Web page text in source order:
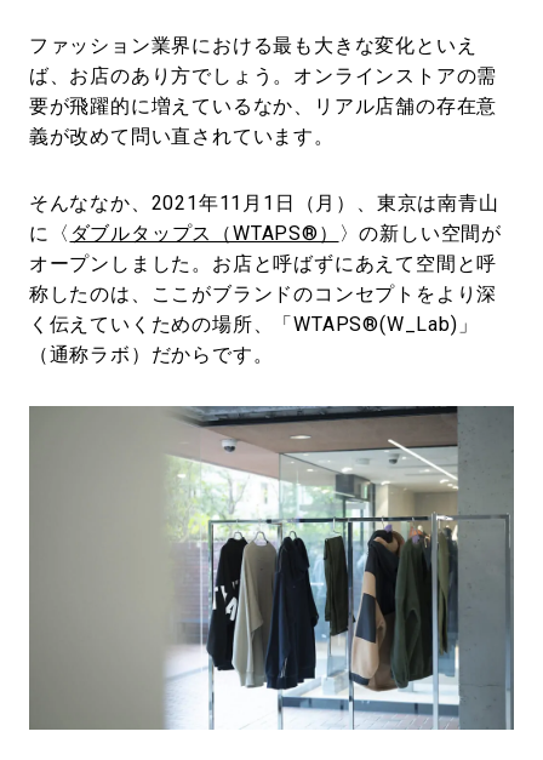
ファッション業界における最も大きな変化といえ
ば、お店のあり方でしょう。オンラインストアの需
要が飛躍的に増えているなか、リアル店舗の存在意
義が改めて問い直されています。
そんななか、2021年11月1日（月）、東京は南青山
に〈 ダブルタップス（WTAPS®）
〉の新しい空間が
オープンしました。お店と呼ばずにあえて空間と呼
称したのは、ここがブランドのコンセプトをより深
く伝えていくための場所、「WTAPS®(W_Lab)」
（通称ラボ）だからです。